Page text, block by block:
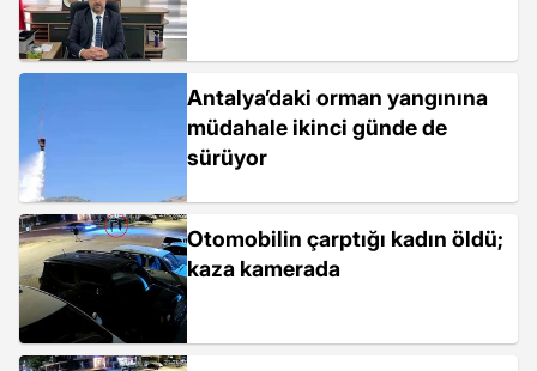
Antalya’daki orman yangınına
müdahale ikinci günde de
sürüyor
Otomobilin çarptığı kadın öldü;
kaza kamerada